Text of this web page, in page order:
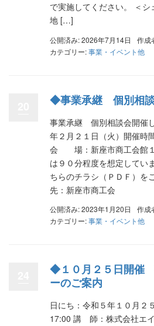
で実施してください。 ＜
地 […]
公開済み: 2026年7月14日 作成
カテゴリー:事業・イベント他
◆事業承継 個別相
事業承継 個別相談会開催
年２月２１日（火）開催時
会 場：新座市商工会館１
は９０分程度を想定してい
ちらのチラシ（ＰＤＦ）を
先：新座市商工会
公開済み: 2023年1月20日 作成
カテゴリー:事業・イベント他
◆１０月２５日開催
ーのご案内
日にち：令和５年１０月
17:00 講 師：株式会